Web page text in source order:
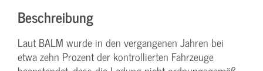
Beschreibung
Laut BALM wurde in den vergangenen Jahren bei
etwa zehn Prozent der kontrollierten Fahrzeuge